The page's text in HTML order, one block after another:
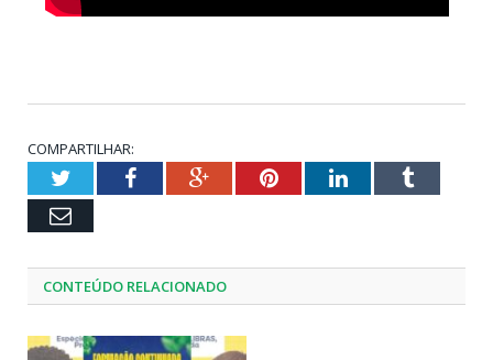
COMPARTILHAR:
TwitterFacebookGoogle+PinterestLinkedInTumblr
Email
CONTEÚDO RELACIONADO